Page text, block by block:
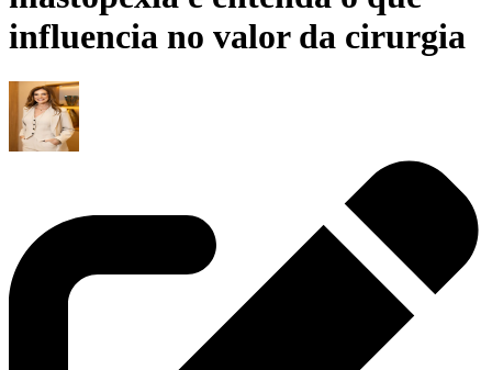
influencia no valor da cirurgia